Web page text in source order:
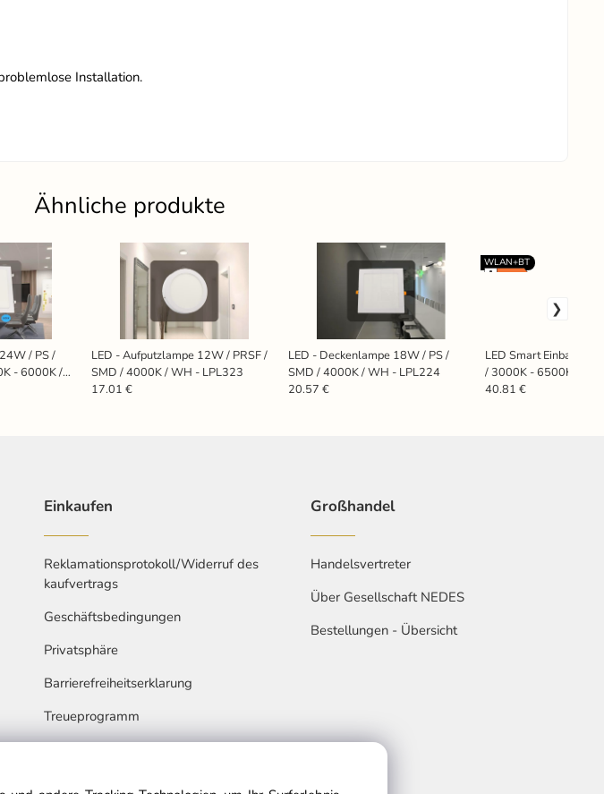
Installation.
Ähnliche produkte
/ PS /
- 6000K /
LED - Aufputzlampe 12W / PRSF /
SMD / 4000K / WH - LPL323
17.01 €
LED - Deckenlampe 18W / PS /
SMD / 4000K / WH - LPL224
20.57 €
LED Smart
/ 3000K - 6500K /
WLAN+BT
40.81 €
Einkaufen
Reklamationsprotokoll/Widerruf des
kaufvertrags
Geschäftsbedingungen
Privatsphäre
Barrierefreiheitserklarung
Treueprogramm
Großhandel
Handelsvertreter
Über Gesellschaft NEDES
Bestellungen - Übersicht